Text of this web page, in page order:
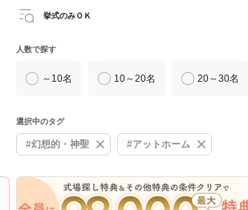
挙式のみＯＫ
人数で探す
～10名 10～20名 20～30名
選択中のタグ
#幻想的・神聖 #アットホーム